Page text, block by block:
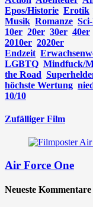
Epos/Historie Erotik
Musik Romanze
10er 20er 30er 40er
2010er 2020er
Endzeit
LGBTQ Mindfuck/
the Road
höchste Wertung
10/10
Zufälliger Film
Air Force One
Neueste Kommentare